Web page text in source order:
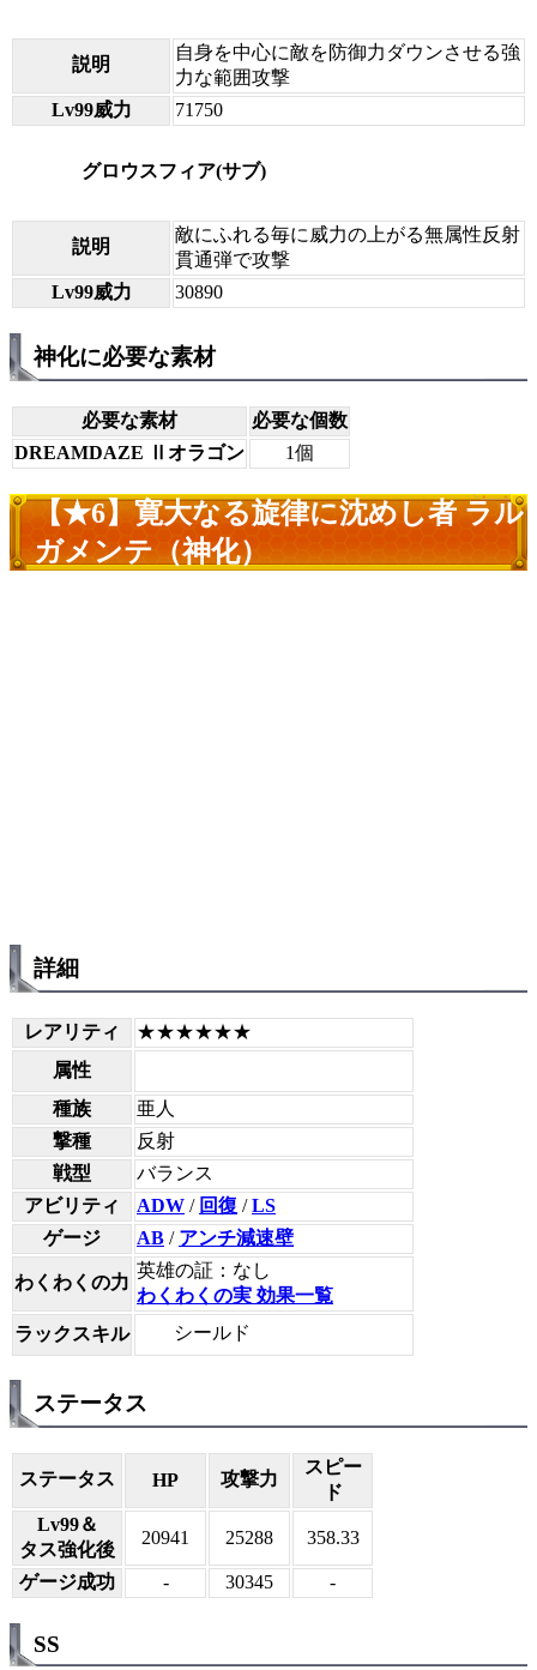
説明
自身を中心に敵を防御力ダウンさせる強
力な範囲攻撃
Lv99威力
71750
グロウスフィア(サブ)
説明
敵にふれる毎に威力の上がる無属性反射
貫通弾で攻撃
Lv99威力
30890
神化に必要な素材
必要な素材
必要な個数
DREAMDAZE Ⅱオラゴン
1個
【★6】寛大なる旋律に沈めし者 ラル
ガメンテ（神化）
詳細
レアリティ
★★★★★★
属性
種族
亜人
撃種
反射
戦型
バランス
アビリティ
ADW / 回復 /LS
ゲージ
AB / アンチ減速壁
わくわくの力
英雄の証：なし
わくわくの実 効果一覧
ラックスキル
シールド
ステータス
ステータス HP 攻撃力
スピー
ド
Lv99＆
タス強化後
20941 25288 358.33
ゲージ成功 - 30345 -
SS